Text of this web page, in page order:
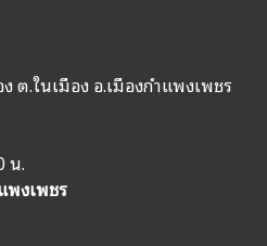
ต.ในเมือง อ.เมืองกำแพงเพชร
น.
พงเพชร